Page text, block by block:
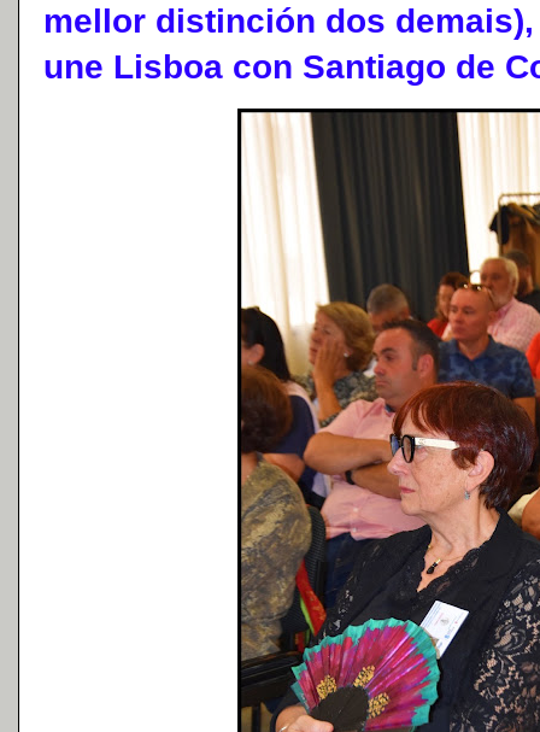
mellor distinción dos
une Lisboa con Santiago de